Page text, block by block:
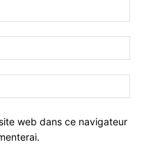
web dans ce navigateur